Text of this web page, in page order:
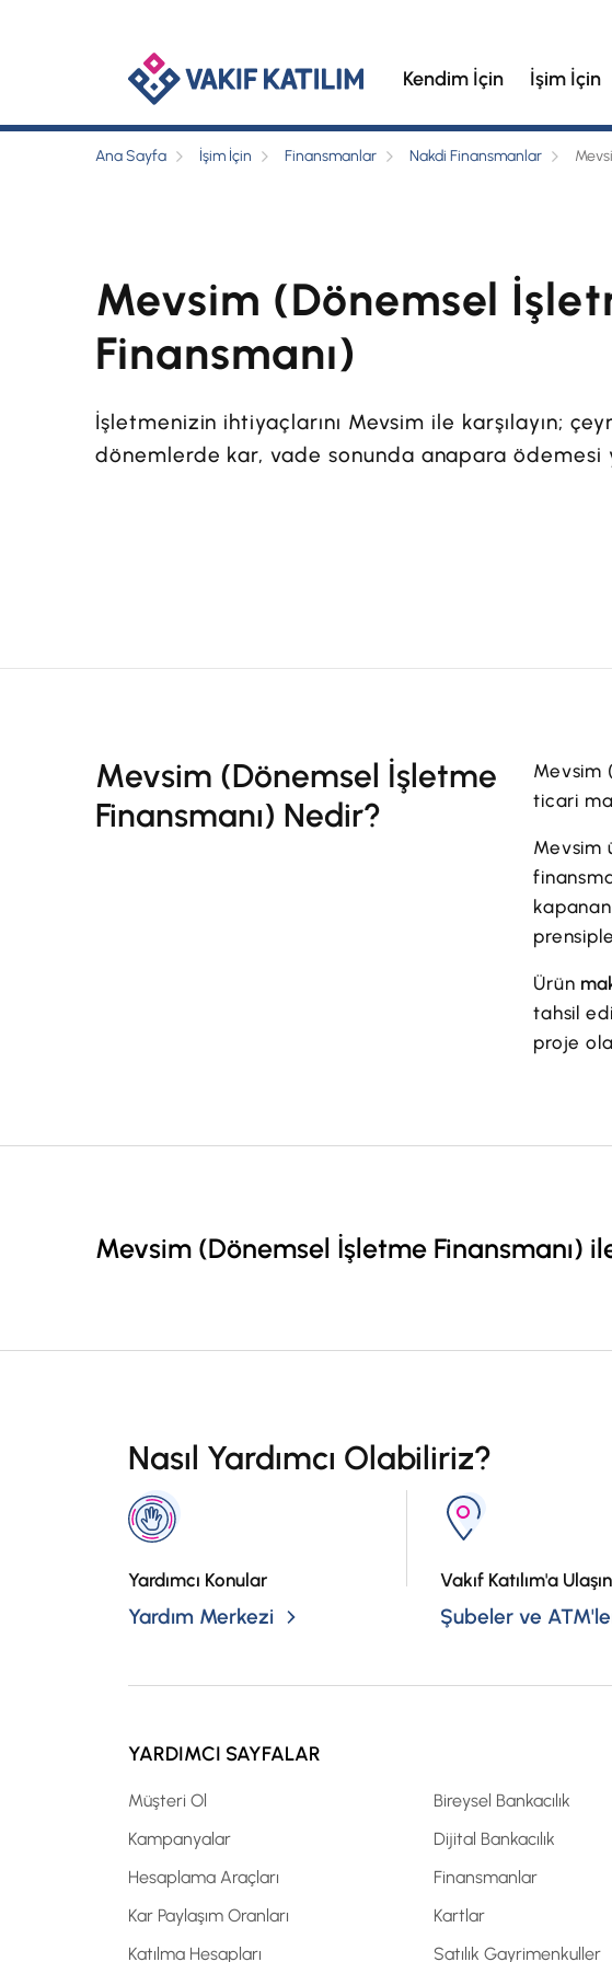
Kendim İçin İşim İçin
Ana Sayfa İşim İçin Finansmanlar Nakdi Finansmanlar
Mevsim (Dönemsel
Finansmanı)
İşletmenizin ihtiyaçlarını Mevsim ile karşılayın;
dönemlerde kar, vade sonunda anapara ödemesi
Mevsim (Dönemsel İşletme
Finansmanı) Nedir?
Mevsim
ticari
Mevsim
Ürün
tahsil
proje
Mevsim (Dönemsel İşletme Finansmanı)
Nasıl Yardımcı Olabiliriz?
Yardımcı Konular
Yardım Merkezi
Vakıf Katılım'a Ulaşın
Şubeler ve
YARDIMCI SAYFALAR
Müşteri Ol
Kampanyalar
Hesaplama Araçları
Kar Paylaşım Oranları
Katılma Hesapları
Bireysel Bankacılık
Dijital Bankacılık
Finansmanlar
Kartlar
Satılık Gayrimenkuller